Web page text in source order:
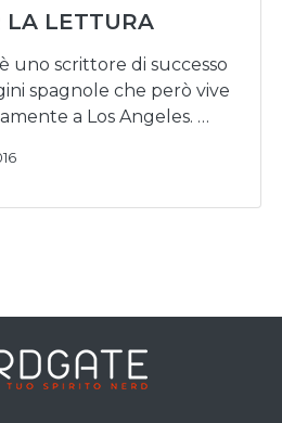
LA LETTURA
uno scrittore di successo
spagnole che però vive
a Los Angeles. …